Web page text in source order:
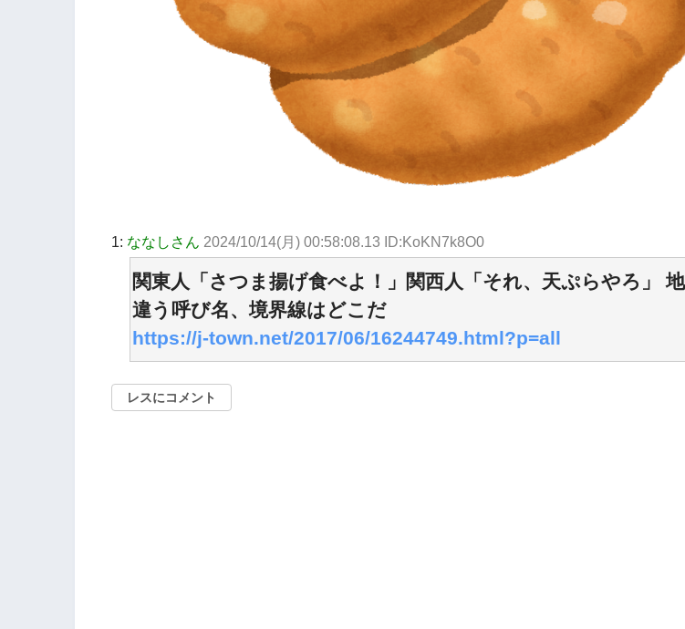
1: ななしさん 2024/10/14(月) 00:58:08.13 ID:KoKN7k8O0
関東人「さつま揚げ食べよ！」関西人「それ、天ぷらやろ」
違う呼び名、境界線はどこだ
https://j-town.net/2017/06/16244749.html?p=all
レスにコメント